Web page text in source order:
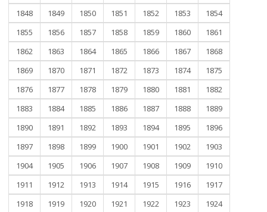
1848
1849 1850 1851 1852 1853
1854
1855
1856 1857 1858 1859 1860
1861
1862
1863 1864 1865 1866 1867
1868
1869
1870 1871 1872 1873 1874
1875
1876
1877 1878 1879 1880 1881
1882
1883
1884 1885 1886 1887 1888
1889
1890
1891 1892 1893 1894 1895
1896
1897
1898 1899 1900 1901 1902
1903
1904
1905 1906 1907 1908 1909
1910
1911
1912 1913 1914 1915 1916
1917
1918
1919 1920 1921 1922 1923
1924